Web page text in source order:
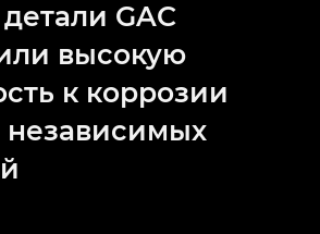
GAC
высокую
к коррозии
независимых